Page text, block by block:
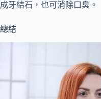
成牙結石，也可消除口臭。
總結